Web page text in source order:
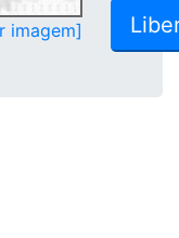
imagem]